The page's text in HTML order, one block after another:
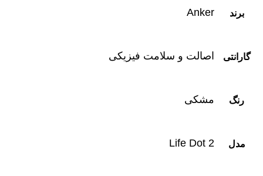
برند Anker
گارانتی اصالت و سلامت فیزیکی
رنگ مشکی
مدل Life Dot 2